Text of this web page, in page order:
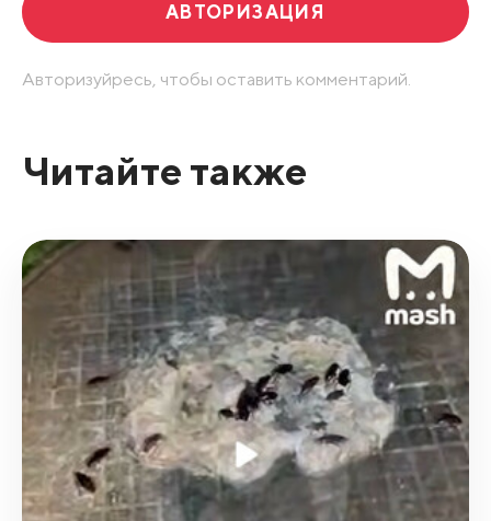
АВТОРИЗАЦИЯ
Авторизуйресь, чтобы оставить комментарий.
Читайте также